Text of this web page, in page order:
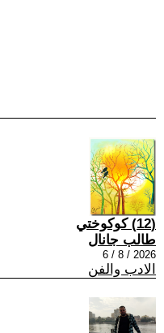
(12) كوكوختي
طالب جانال
2026 / 8 / 6
الادب والفن